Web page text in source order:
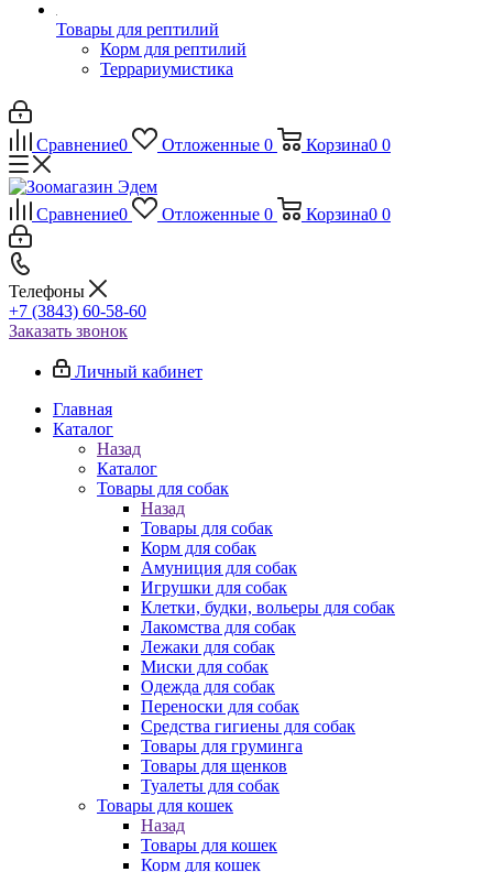
Товары для рептилий
Корм для рептилий
Террариумистика
Сравнение0 Отложенные 0 Корзина0 0
Сравнение0 Отложенные 0 Корзина0 0
Телефоны
+7 (3843) 60-58-60
Заказать звонок
Личный кабинет
Главная
Каталог
Назад
Каталог
Товары для собак
Назад
Товары для собак
Корм для собак
Амуниция для собак
Игрушки для собак
Клетки, будки, вольеры для собак
Лакомства для собак
Лежаки для собак
Миски для собак
Одежда для собак
Переноски для собак
Средства гигиены для собак
Товары для груминга
Товары для щенков
Туалеты для собак
Товары для кошек
Назад
Товары для кошек
Корм для кошек